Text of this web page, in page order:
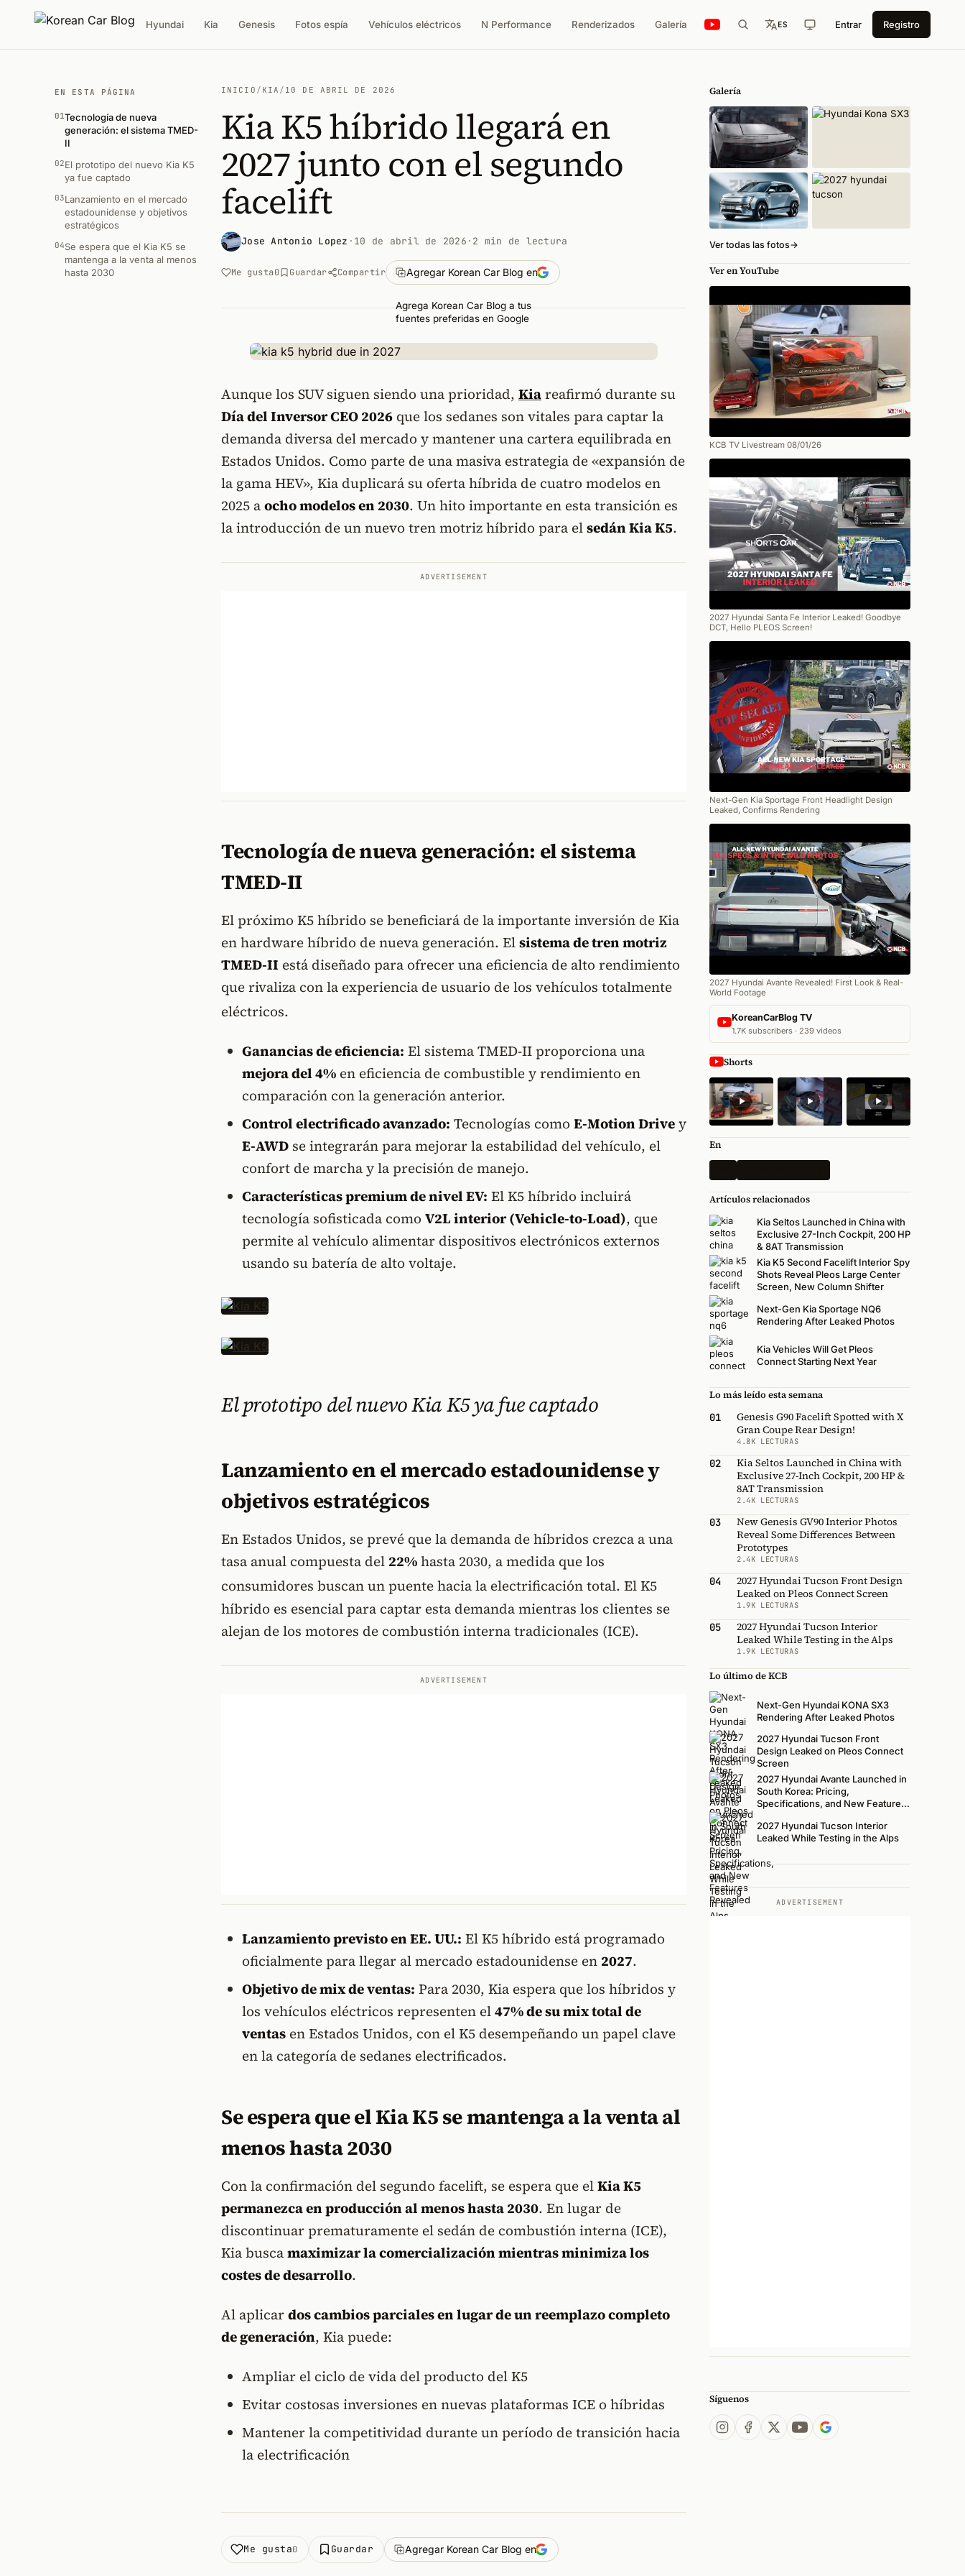
Hyundai Kia Genesis Fotos espía Vehículos eléctricos N Performance Renderizados Galería ES Entrar Registro
EN ESTA PÁGINA
01Tecnología de nueva
generación: el sistema TMED-
II
02El prototipo del nuevo Kia K5
ya fue captado
03Lanzamiento en el mercado
estadounidense y objetivos
estratégicos
04Se espera que el Kia K5 se
mantenga a la venta al menos
hasta 2030
INICIO / KIA / 10 DE ABRIL DE 2026
Kia K5 híbrido llegará en
2027 junto con el segundo
facelift
Jose Antonio Lopez · 10 de abril de 2026 · 2 min de lectura
Me gusta0 Guardar Compartir Agregar Korean Car Blog en
Agrega Korean Car Blog a tus
fuentes preferidas en Google
Aunque los SUV siguen siendo una prioridad, Kiareafirmó durante su
Día del Inversor CEO 2026 que los sedanes son vitales para captar la
demanda diversa del mercado y mantener una cartera equilibrada en
Estados Unidos. Como parte de una masiva estrategia de «expansión de
la gama HEV», Kia duplicará su oferta híbrida de cuatro modelos en
2025 aocho modelos en 2030. Un hito importante en esta transición es
la introducción de un nuevo tren motriz híbrido para elsedán Kia K5.
ADVERTISEMENT
Tecnología de nueva generación: el sistema
TMED-II
El próximo K5 híbrido se beneficiará de la importante inversión de Kia
en hardware híbrido de nueva generación. Elsistema de tren motriz
TMED-II está diseñado para ofrecer una eficiencia de alto rendimiento
que rivaliza con la experiencia de usuario de los vehículos totalmente
eléctricos.
Ganancias de eficiencia: El sistema TMED-II proporciona una
mejora del 4%en eficiencia de combustible y rendimiento en
comparación con la generación anterior.
Control electrificado avanzado: Tecnologías como E-Motion Drivey
E-AWDse integrarán para mejorar la estabilidad del vehículo, el
confort de marcha y la precisión de manejo.
Características premium de nivel EV: El K5 híbrido incluirá
tecnología sofisticada como V2L interior (Vehicle-to-Load), que
permite al vehículo alimentar dispositivos electrónicos externos
usando su batería de alto voltaje.
El prototipo del nuevo Kia K5 ya fue captado
Lanzamiento en el mercado estadounidense y
objetivos estratégicos
En Estados Unidos, se prevé que la demanda de híbridos crezca a una
tasa anual compuesta del 22%hasta 2030, a medida que los
consumidores buscan un puente hacia la electrificación total. El K5
híbrido es esencial para captar esta demanda mientras los clientes se
alejan de los motores de combustión interna tradicionales (ICE).
ADVERTISEMENT
Lanzamiento previsto en EE. UU.: El K5 híbrido está programado
oficialmente para llegar al mercado estadounidense en 2027.
Objetivo de mix de ventas: Para 2030, Kia espera que los híbridos y
los vehículos eléctricos representen el47% de su mix total de
ventasen Estados Unidos, con el K5 desempeñando un papel clave
en la categoría de sedanes electrificados.
Se espera que el Kia K5 se mantenga a la venta al
menos hasta 2030
Con la confirmación del segundo facelift, se espera que elKia K5
permanezca en producción al menos hasta 2030. En lugar de
discontinuar prematuramente el sedán de combustión interna (ICE),
Kia buscamaximizar la comercialización mientras minimiza los
costes de desarrollo.
Al aplicardos cambios parciales en lugar de un reemplazo completo
de generación, Kia puede:
Ampliar el ciclo de vida del producto del K5
Evitar costosas inversiones en nuevas plataformas ICE o híbridas
Mantener la competitividad durante un período de transición hacia
la electrificación
Me gusta0 Guardar Agregar Korean Car Blog en
Galería
Ver todas las fotos→
Ver en YouTube
KCB TV Livestream 08/01/26
2027 Hyundai Santa Fe Interior Leaked! Goodbye
DCT, Hello PLEOS Screen!
Next-Gen Kia Sportage Front Headlight Design
Leaked, Confirms Rendering
2027 Hyundai Avante Revealed! First Look & Real-
World Footage
KoreanCarBlog TV
1.7K subscribers · 239 videos
Shorts
En
Artículos relacionados
Kia Seltos Launched in China with
Exclusive 27-Inch Cockpit, 200 HP
& 8AT Transmission
Kia K5 Second Facelift Interior Spy
Shots Reveal Pleos Large Center
Screen, New Column Shifter
Next-Gen Kia Sportage NQ6
Rendering After Leaked Photos
Kia Vehicles Will Get Pleos
Connect Starting Next Year
Lo más leído esta semana
01
Genesis G90 Facelift Spotted with X
Gran Coupe Rear Design!
4.8K LECTURAS
02
Kia Seltos Launched in China with
Exclusive 27-Inch Cockpit, 200 HP &
8AT Transmission
2.4K LECTURAS
03
New Genesis GV90 Interior Photos
Reveal Some Differences Between
Prototypes
2.4K LECTURAS
04
2027 Hyundai Tucson Front Design
Leaked on Pleos Connect Screen
1.9K LECTURAS
05
2027 Hyundai Tucson Interior
Leaked While Testing in the Alps
1.9K LECTURAS
Lo último de KCB
Next-Gen Hyundai KONA SX3
Rendering After Leaked Photos
2027 Hyundai Tucson Front
Design Leaked on Pleos Connect
Screen
2027 Hyundai Avante Launched in
South Korea: Pricing,
Specifications, and New Features
2027 Hyundai Tucson Interior
Leaked While Testing in the Alps
ADVERTISEMENT
Síguenos